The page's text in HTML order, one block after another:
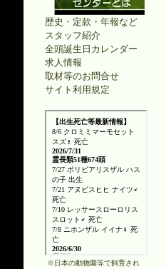
歴史・定款・年報など
スタッフ紹介
全頭誕生日カレンダー
求人情報
取材等のお問合せ
サイト利用規定
※日本の動物園等で飼育され